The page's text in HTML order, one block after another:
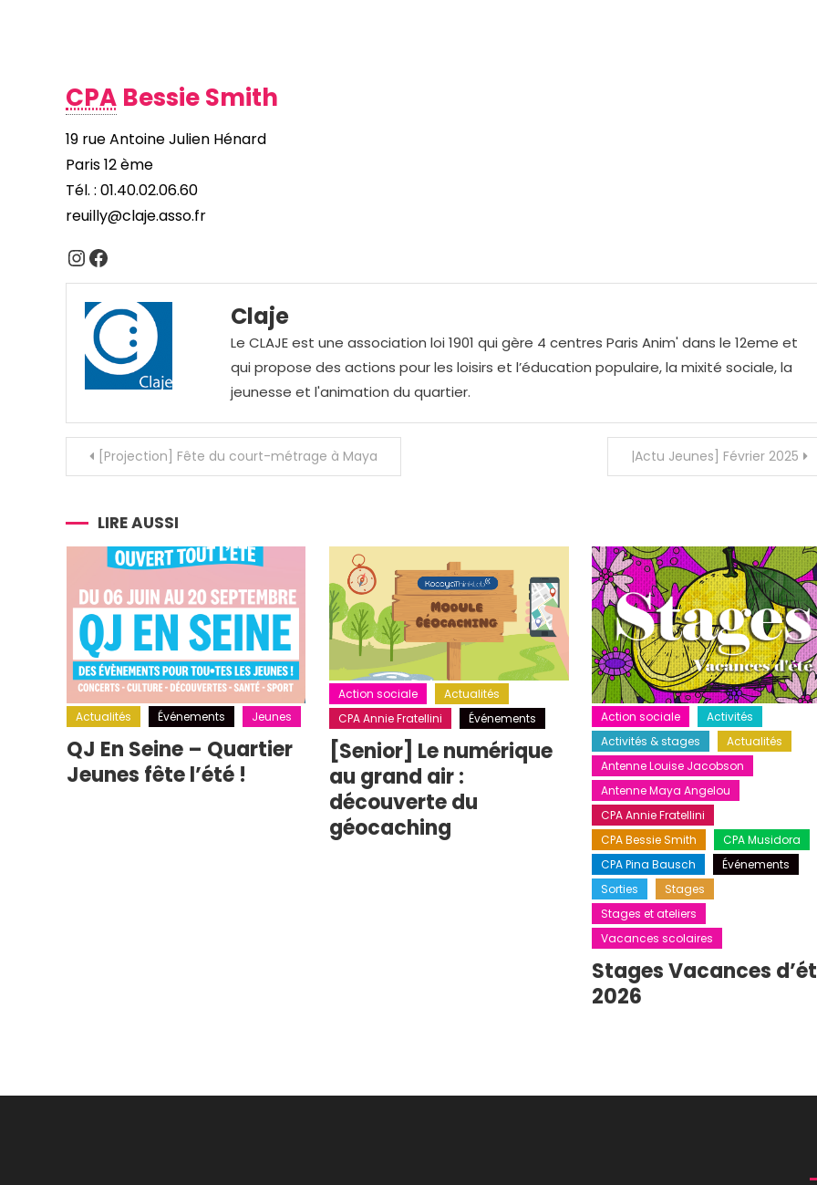
CPA Bessie Smith
19 rue Antoine Julien Hénard
Paris 12 ème
Tél. : 01.40.02.06.60
reuilly@claje.asso.fr
Instagram
Facebook
Claje
Le CLAJE est une association loi 1901 qui gère 4 centres Paris Anim' dans le 12eme et
qui propose des actions pour les loisirs et l’éducation populaire, la mixité sociale, la
jeunesse et l'animation du quartier.
Navigation
de
l’article
[Projection] Fête du court-métrage à Maya |Actu Jeunes] Février 2025
LIRE AUSSI
Actualités Événements Jeunes
QJ En Seine – Quartier
Jeunes fête l’été !
Action sociale
Actualités
CPA Annie Fratellini
Événements
[Senior] Le numérique
au grand air :
découverte du
géocaching
Action sociale
Activités
Activités & stages
Actualités
Antenne Louise Jacobson
Antenne Maya Angelou
CPA Annie Fratellini
CPA Bessie Smith
CPA Musidora
CPA Pina Bausch
Événements
Sorties
Stages
Stages et ateliers
Vacances scolaires
Stages Vacances
2026